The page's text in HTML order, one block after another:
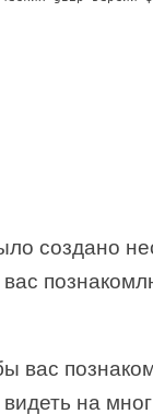
создано
вас
на